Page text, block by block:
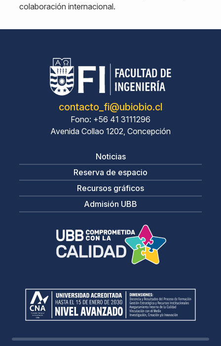
colaboración internacional.
contacto_fi@ubiobio.cl
Fono: +56 41 3111296
Avenida Collao 1202, Concepción
Noticias
Reserva de espacio
Recursos gráficos
Admisión UBB